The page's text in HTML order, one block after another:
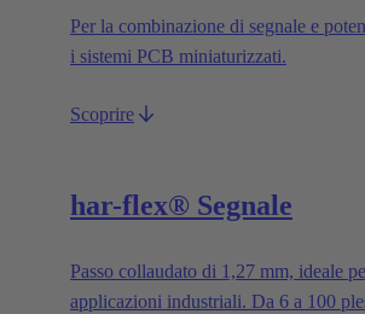
Per la combinazione di segnale e
i sistemi PCB miniaturizzati.
Scoprire
har-flex® Segnale
Passo collaudato di 1,27 mm, ideale
applicazioni industriali. Da 6 a 100